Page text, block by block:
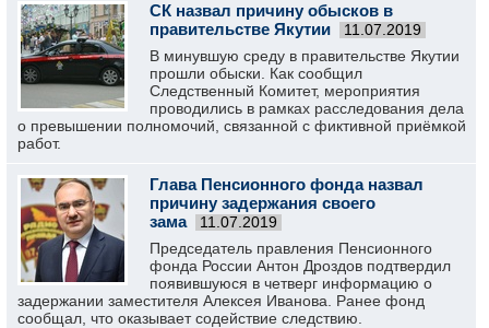
СК назвал причину обысков в
правительстве Якутии
11.07.2019
В минувшую среду в правительстве Якутии
прошли обыски. Как сообщил
Следственный Комитет, мероприятия
проводились в рамках расследования дела
о превышении полномочий, связанной с фиктивной приёмкой
работ.
Глава Пенсионного фонда назвал
причину задержания своего
зама
11.07.2019
Председатель правления Пенсионного
фонда России Антон Дроздов подтвердил
появившуюся в четверг информацию о
задержании заместителя Алексея Иванова. Ранее фонд
сообщал, что оказывает содействие следствию.